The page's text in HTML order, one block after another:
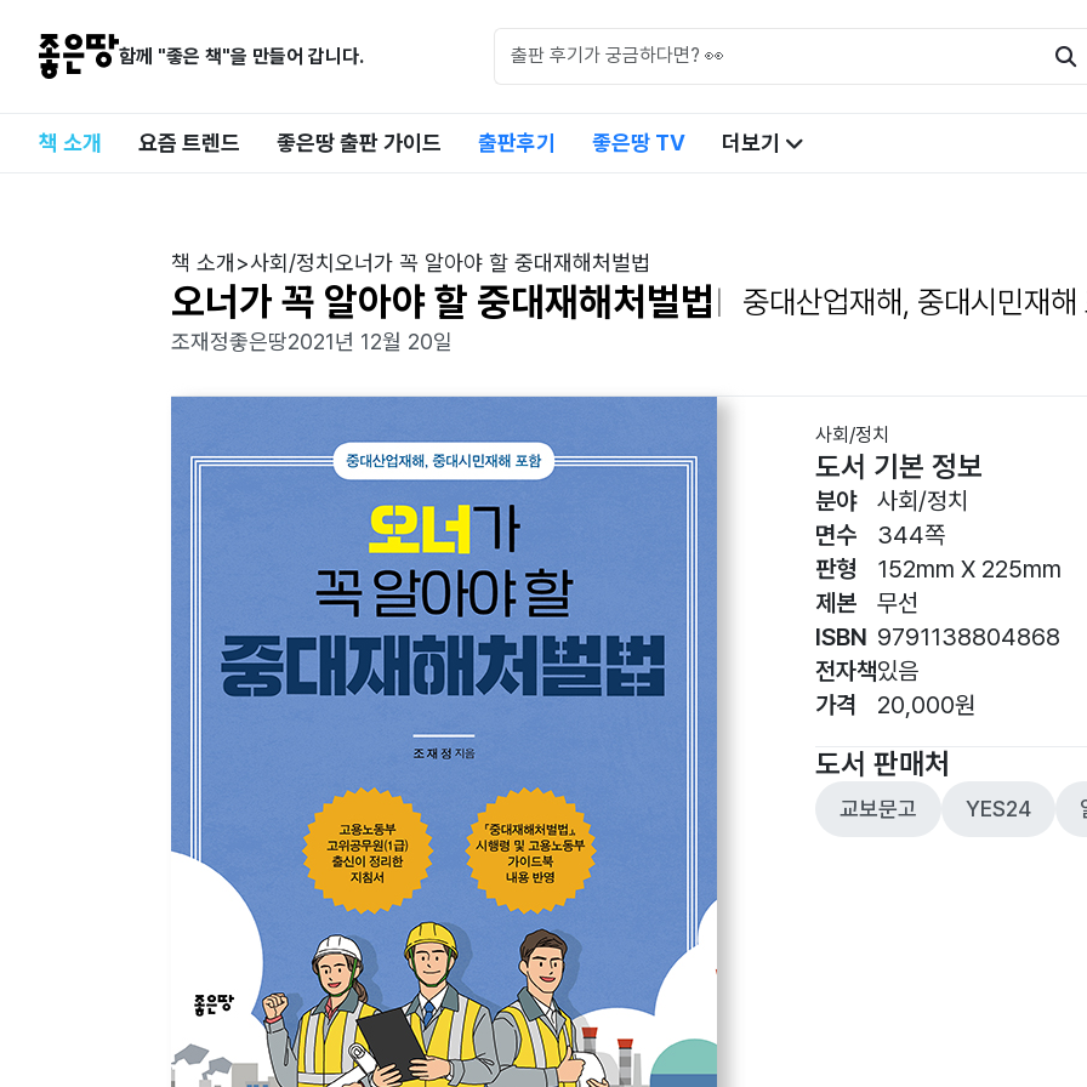
함께 "좋은 책"을 만들어 갑니다.
책 소개 요즘 트렌드 좋은땅 출판 가이드 출판후기 좋은땅 TV 더보기
책 소개 >사회/정치 오너가 꼭 알아야 할 중대재해처벌법
오너가 꼭 알아야 할 중대재해처벌법 중대산업재해, 중대시민재해
조재정좋은땅2021년 12월 20일
사회/정치
도서 기본 정보
분야
면수
판형
제본
ISBN
전자책
가격
사회/정치
344쪽
152mm X 225mm
무선
9791138804868
있음
20,000원
도서 판매처
교보문고 YES24